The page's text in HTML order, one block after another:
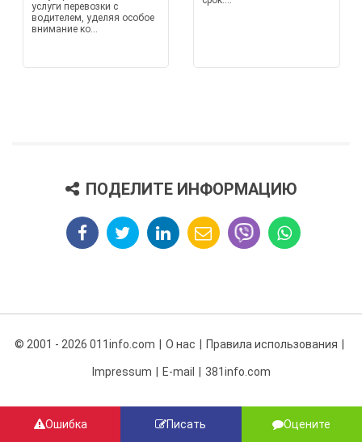
услуги перевозки с
водителем, уделяя особое
внимание ко...
ПОДЕЛИТЕ ИНФОРМАЦИЮ
Ошибка Писать Оцените
© 2001 - 2026 011info.com О нас Правила использования
Impressum E-mail 381info.com